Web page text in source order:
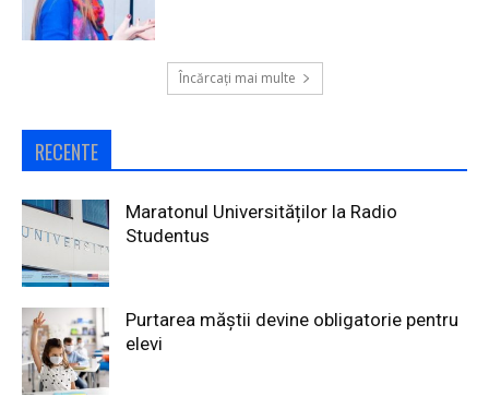
Încărcați mai multe
RECENTE
Maratonul Universităților la Radio
Studentus
Purtarea măștii devine obligatorie pentru
elevi